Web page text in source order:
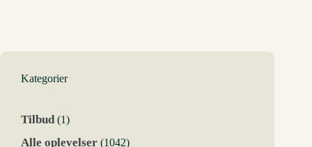
Kategorier
Tilbud 11
Alle oplevelser 10421042